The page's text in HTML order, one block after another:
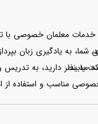
معلمان خصوصی با
به یادگیری زبان
یابید.دارید، به تدریس و
مناسب و استفاده از